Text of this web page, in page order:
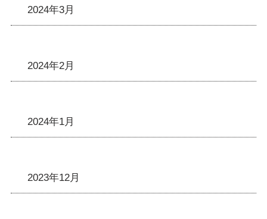
2024年3月
2024年2月
2024年1月
2023年12月